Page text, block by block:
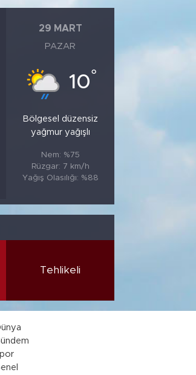
29 MART
PAZAR
10°
Bölgesel düzensiz
yağmur yağışlı
Nem: %75
Rüzgar: 7 km/h
Yağış Olasılığı: %88
Tehlikeli